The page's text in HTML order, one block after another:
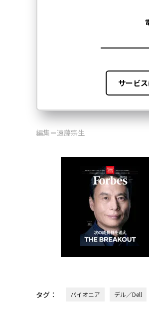
編集＝遠藤宗生
タグ： パイオニア デル／Dell